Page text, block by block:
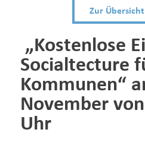
Zur
„Kostenlose
Socialtecture
Kommunen“
November
Uhr